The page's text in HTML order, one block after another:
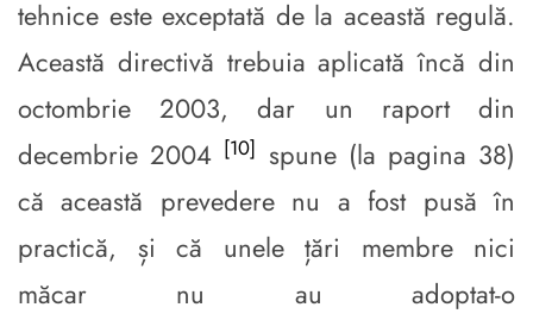
tehnice este exceptată de la această regulă.
Această directivă trebuia aplicată încă din
octombrie 2003, dar un raport din
decembrie 2004 [10] spune (la pagina 38)
că această prevedere nu a fost pusă în
practică, și că unele țări membre nici
măcar nu au adoptat-o